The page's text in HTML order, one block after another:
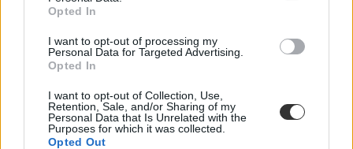
Opted In
I want to opt-out of processing my
Personal Data for Targeted Advertising.
Opted In
I want to opt-out of Collection, Use,
Retention, Sale, and/or Sharing of my
Personal Data that Is Unrelated with the
Purposes for which it was collected.
Opted Out